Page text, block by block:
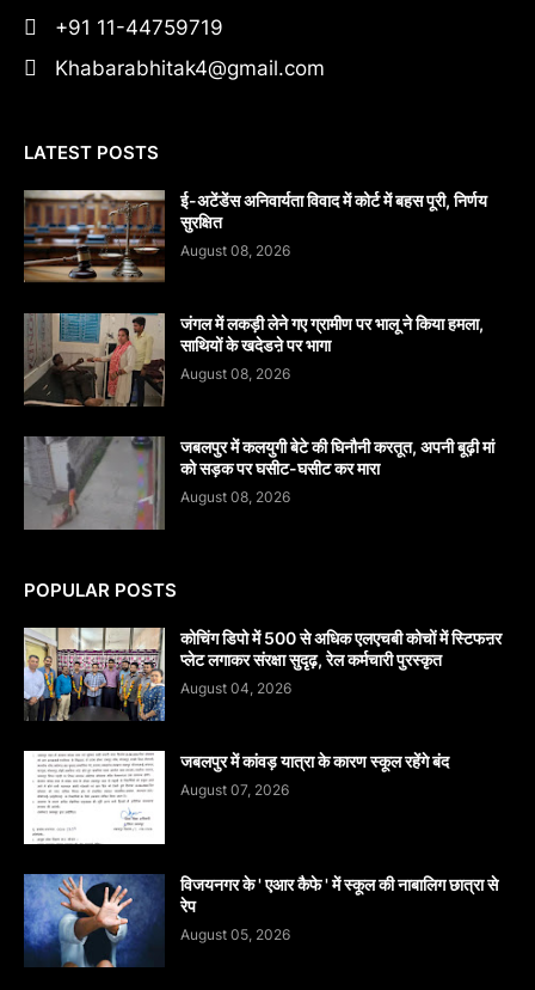
+91 11-44759719
Khabarabhitak4@gmail.com
LATEST POSTS
​ई-अटेंडेंस अनिवार्यता विवाद में कोर्ट में बहस पूरी, निर्णय
सुरक्षित
August 08, 2026
जंगल में लकड़ी लेने गए ग्रामीण पर भालू ने किया हमला,
साथियों के खदेडऩे पर भागा
August 08, 2026
जबलपुर में कलयुगी बेटे की घिनौनी करतूत, अपनी बूढ़ी मां
को सड़क पर घसीट-घसीट कर मारा
August 08, 2026
POPULAR POSTS
कोचिंग डिपो में 500 से अधिक एलएचबी कोचों में स्टिफऩर
प्लेट लगाकर संरक्षा सुदृढ़, रेल कर्मचारी पुरस्कृत
August 04, 2026
जबलपुर में कांवड़ यात्रा के कारण स्कूल रहेंगे बंद
August 07, 2026
विजयनगर के ' एआर कैफे ' में स्कूल की नाबालिग छात्रा से
रेप
August 05, 2026